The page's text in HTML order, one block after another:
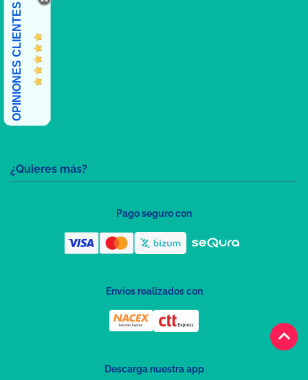
keyboard_arrow_up
¿Quieres más?
OPINIONES CLIENTES
Pago seguro con
Envíos realizados con
Descarga nuestra app